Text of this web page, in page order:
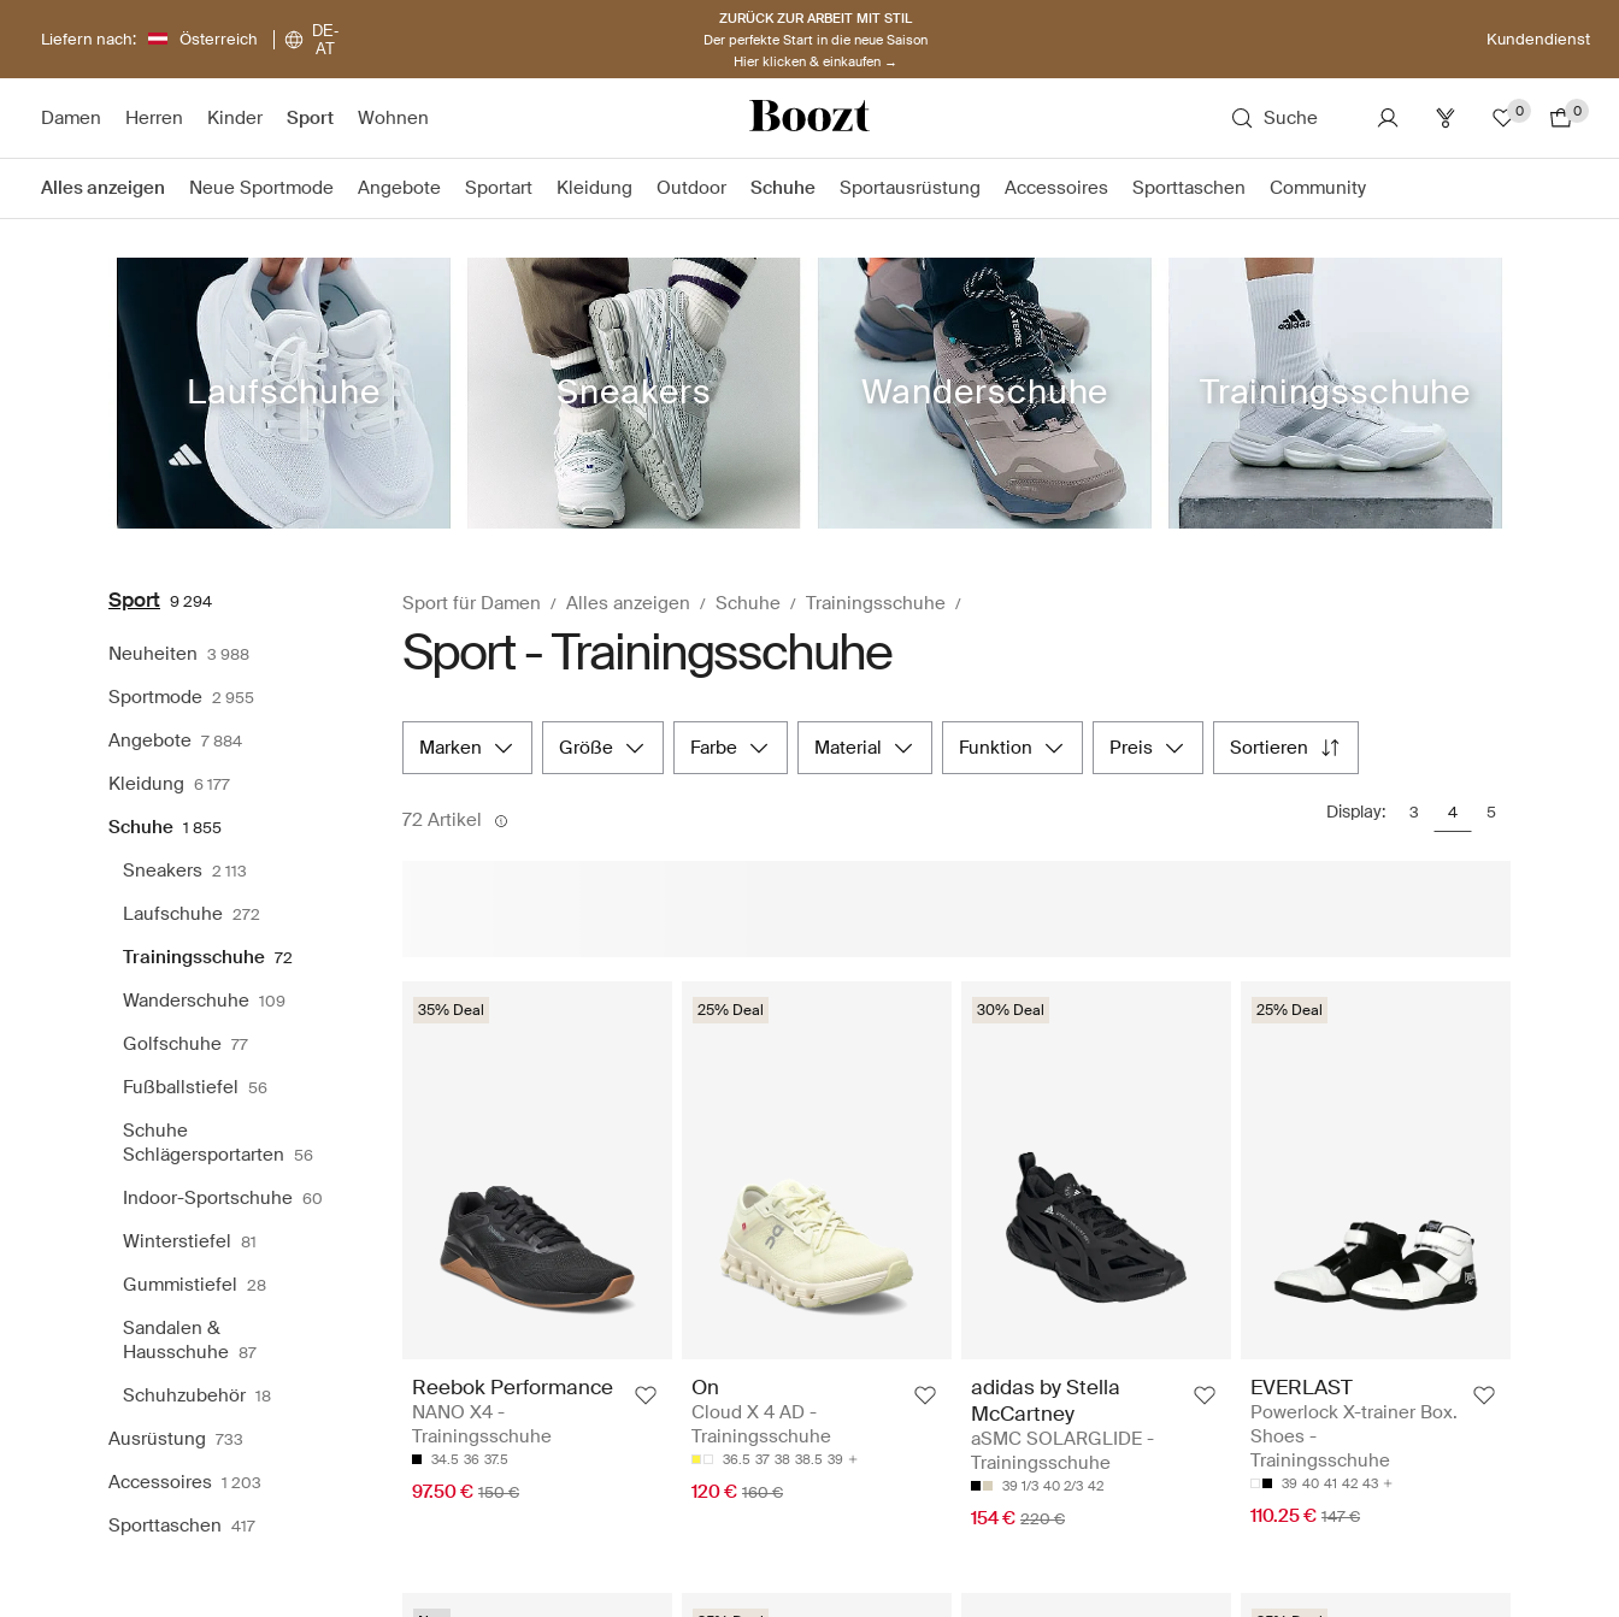
Liefern nach: Österreich
DE-
AT
ZURÜCK ZUR ARBEIT MIT STIL
Der perfekte Start in die neue Saison
Hier klicken & einkaufen →
Kundendienst
Damen Herren Kinder Sport Wohnen Suche 0 0
Alles anzeigen Neue Sportmode Angebote Sportart Kleidung Outdoor Schuhe Sportausrüstung Accessoires Sporttaschen Community
Laufschuhe Sneakers Wanderschuhe Trainingsschuhe
Sport 9 294
Neuheiten 3 988
Sportmode 2 955
Angebote 7 884
Kleidung 6 177
Schuhe 1 855
Sneakers 2 113
Laufschuhe 272
Trainingsschuhe 72
Wanderschuhe 109
Golfschuhe 77
Fußballstiefel 56
Schuhe
Schlägersportarten 56
Indoor-Sportschuhe 60
Winterstiefel 81
Gummistiefel 28
Sandalen &
Hausschuhe 87
Schuhzubehör 18
Ausrüstung 733
Accessoires 1 203
Sporttaschen 417
Sport für Damen Alles anzeigen Schuhe Trainingsschuhe
Sport - Trainingsschuhe
marken größe farbe material funktion preis sortieren
72 Artikel Display: 3 4 5
35% Deal
Reebok Performance
NANO X4 -
Trainingsschuhe
34.5 36 37.5
97.50 € 150 €
25% Deal
On
Cloud X 4 AD -
Trainingsschuhe
36.5 37 38 38.5 39
120 € 160 €
30% Deal
adidas by Stella
McCartney
aSMC SOLARGLIDE -
Trainingsschuhe
39 1/3 40 2/3 42
154 € 220 €
25% Deal
EVERLAST
Powerlock X-trainer Box.
Shoes -
Trainingsschuhe
39 40 41 42 43
110.25 € 147 €